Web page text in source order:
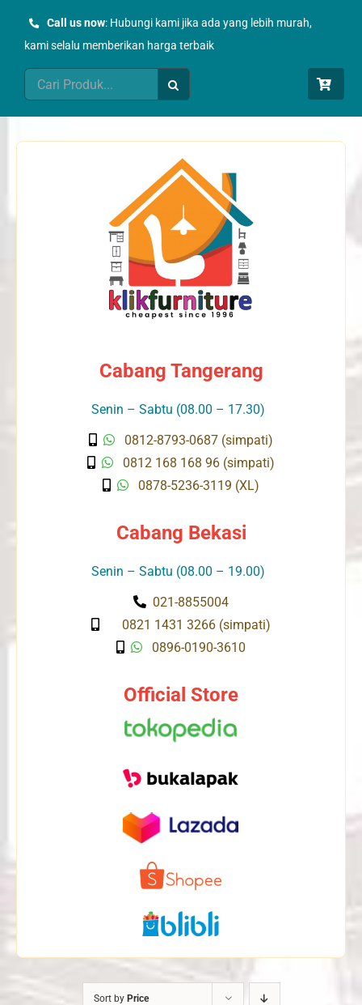
Call us now: Hubungi kami jika ada yang lebih murah,
kami selalu memberikan harga terbaik
Search
for:
Cabang Tangerang
Senin – Sabtu (08.00 – 17.30)
0812-8793-0687 (simpati)
0812 168 168 96 (simpati)
0878-5236-3119 (XL)
Cabang Bekasi
Senin – Sabtu (08.00 – 19.00)
021-8855004
0821 1431 3266 (simpati)
0896-0190-3610
Official Store
Sort by Price